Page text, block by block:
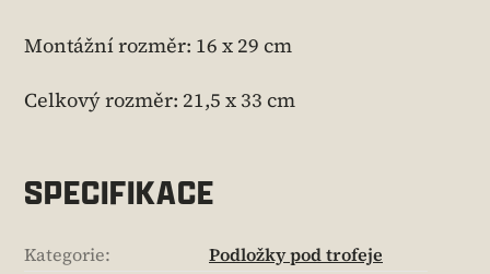
Montážní rozměr: 16 x 29 cm
Celkový rozměr: 21,5 x 33 cm
SPECIFIKACE
Kategorie:
Podložky pod trofeje